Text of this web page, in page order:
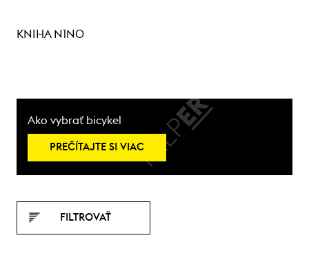
KNIHA N1NO
Ako vybrať bicykel
PREČÍTAJTE SI VIAC
FILTROVAŤ